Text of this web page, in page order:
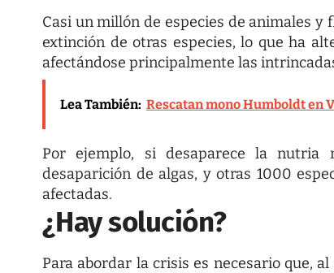
Casi un millón de especies de animales y
extinción de otras especies, lo que ha
afectándose principalmente las
Lea También: Rescatan mono Humboldt en
Por ejemplo, si desaparece la nutria
desaparición de algas, y otras 1000
afectadas.
¿Hay solución?
Para abordar la crisis es necesario que,